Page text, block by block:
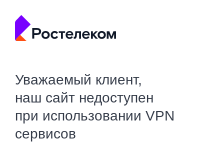
Уважаемый клиент,
наш сайт недоступен
при использовании VPN
сервисов